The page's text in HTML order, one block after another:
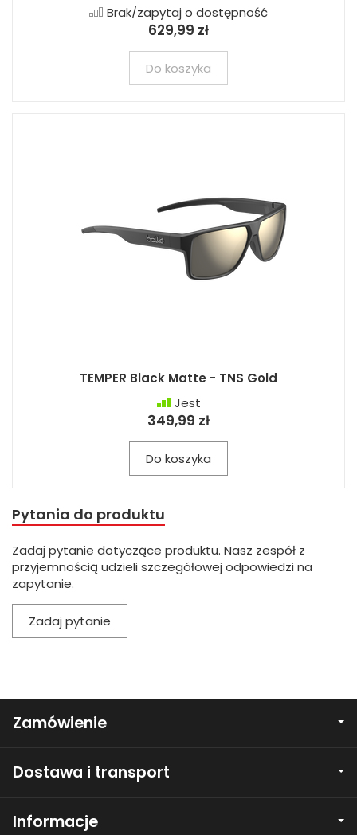
Brak/zapytaj o dostępność
629,99 zł
Do koszyka
TEMPER Black Matte - TNS Gold
Jest
349,99 zł
Do koszyka
Pytania do produktu
Zadaj pytanie dotyczące produktu. Nasz zespół z
przyjemnością udzieli szczegółowej odpowiedzi na
zapytanie.
Zadaj pytanie
Zamówienie
Dostawa i transport
Informacje